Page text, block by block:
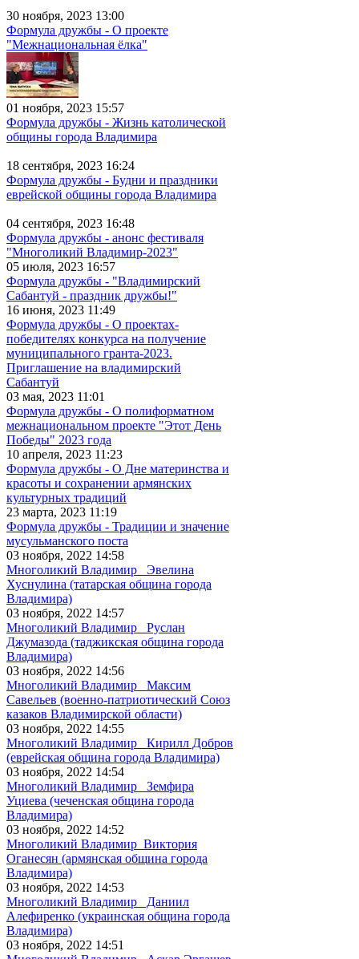
30 ноября, 2023 13:00
Формула дружбы - О проекте
"Межнациональная ёлка"
01 ноября, 2023 15:57
Формула дружбы - Жизнь католической
общины города Владимира
18 сентября, 2023 16:24
Формула дружбы - Будни и праздники
еврейской общины города Владимира
04 сентября, 2023 16:48
Формула дружбы - анонс фестиваля
"Многоликий Владимир-2023"
05 июля, 2023 16:57
Формула дружбы - "Владимирский
Сабантуй - праздник дружбы!"
16 июня, 2023 11:49
Формула дружбы - О проектах-
победителях конкурса на получение
муниципального гранта-2023.
Приглашение на владимирский
Сабантуй
03 мая, 2023 11:01
Формула дружбы - О полиформатном
межнациональном проекте "Этот День
Победы" 2023 года
10 апреля, 2023 11:23
Формула дружбы - О Дне материнства и
красоты и сохранении армянских
культурных традиций
23 марта, 2023 11:19
Формула дружбы - Традиции и значение
мусульманского поста
03 ноября, 2022 14:58
Многоликий Владимир_ Эвелина
Хуснулина (татарская община города
Владимира)
03 ноября, 2022 14:57
Многоликий Владимир_ Руслан
Джумазода (таджикская община города
Владимира)
03 ноября, 2022 14:56
Многоликий Владимир_ Максим
Савельев (военно-патриотический Союз
казаков Владимирской области)
03 ноября, 2022 14:55
Многоликий Владимир_ Кирилл Добров
(еврейская община города Владимира)
03 ноября, 2022 14:54
Многоликий Владимир_ Земфира
Уциева (чеченская община города
Владимира)
03 ноября, 2022 14:52
Многоликий Владимир_Виктория
Оганесян (армянская община города
Владимира)
03 ноября, 2022 14:53
Многоликий Владимир_ Даниил
Алефиренко (украинская община города
Владимира)
03 ноября, 2022 14:51